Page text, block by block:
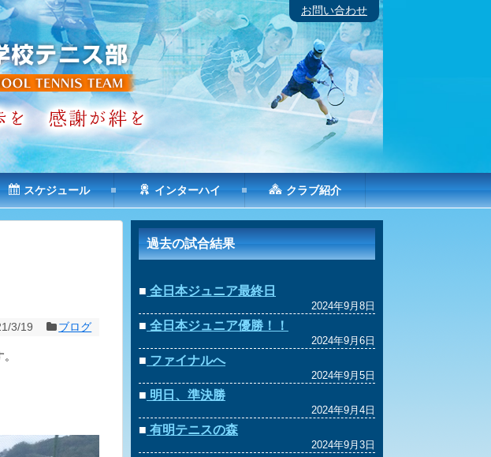
お問い合わせ
スケジュール インターハイ クラブ紹介
3/19 ブログ
過去の試合結果
■ 全日本ジュニア最終日
2024年9月8日
■ 全日本ジュニア優勝！！
2024年9月6日
■ ファイナルへ
2024年9月5日
■ 明日、準決勝
2024年9月4日
■ 有明テニスの森
2024年9月3日